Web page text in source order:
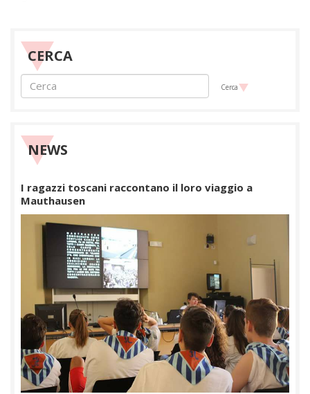
CERCA
Cerca
NEWS
I ragazzi toscani raccontano il loro viaggio a
Mauthausen